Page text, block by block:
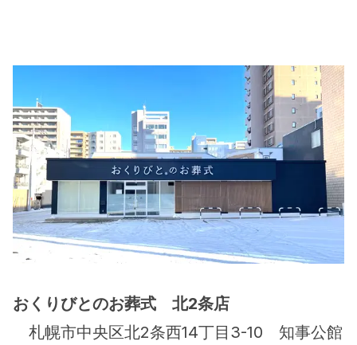
おくりびとのお葬式　北2条店
札幌市中央区北2条西14丁目3-10　知事公館